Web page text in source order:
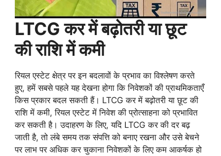
LTCG कर में बढ़ोतरी या छूट
की राशि में कमी
रियल एस्टेट क्षेत्र पर इन बदलावों के प्रभाव का विश्लेषण करते
हुए, हमें सबसे पहले यह देखना होगा कि निवेशकों की प्राथमिकताएँ
किस प्रकार बदल सकती हैं। LTCG कर में बढ़ोतरी या छूट की
राशि में कमी, रियल एस्टेट में निवेश की प्रोत्साहना को प्रभावित
कर सकती है। उदाहरण के लिए, यदि LTCG कर की दर बढ़
जाती है, तो लंबे समय तक संपत्ति को बनाए रखना और उसे बेचने
पर लाभ पर अधिक कर चुकाना निवेशकों के लिए कम आकर्षक हो